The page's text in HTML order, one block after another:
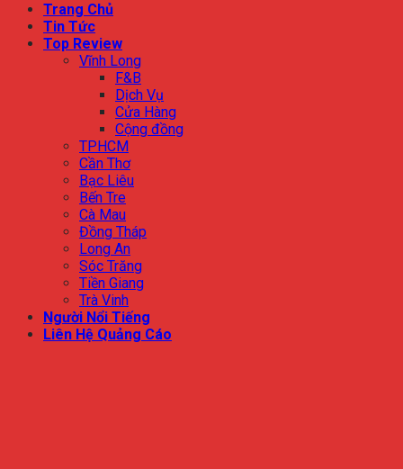
Trang Chủ
Tin Tức
Top Review
Vĩnh Long
F&B
Dịch Vụ
Cửa Hàng
Cộng đồng
TPHCM
Cần Thơ
Bạc Liêu
Bến Tre
Cà Mau
Đồng Tháp
Long An
Sóc Trăng
Tiền Giang
Trà Vinh
Người Nổi Tiếng
Liên Hệ Quảng Cáo